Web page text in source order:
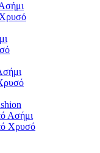
Χρυσό
Ασήμι
Χρυσό